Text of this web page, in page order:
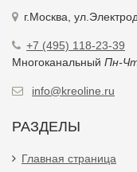
г.Москва,
+7 (495) 118-23-39
Многоканальный Пн-
info@kreoline.ru
РАЗДЕЛЫ
Главная страница